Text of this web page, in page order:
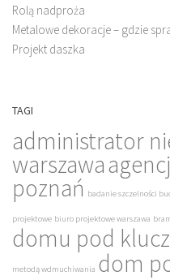
Rolą nadproża
Metalowe dekoracje – gdzie
Projekt daszka
TAGI
administrator
warszawa
poznań badanie szczelności
projektowe biuro projektowe warszawa
domu pod
metodą wdmuchiwania dom